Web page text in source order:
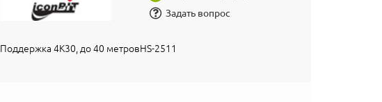
Задать вопрос
Поддержка 4К30, до 40 метровHS-2511